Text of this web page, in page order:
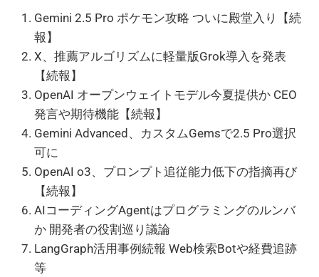
Gemini 2.5 Pro ポケモン攻略 ついに殿堂入り【続
報】
X、推薦アルゴリズムに軽量版Grok導入を発表
【続報】
OpenAI オープンウェイトモデル今夏提供か CEO
発言や期待機能【続報】
Gemini Advanced、カスタムGemsで2.5 Pro選択
可に
OpenAI o3、プロンプト追従能力低下の指摘再び
【続報】
AIコーディングAgentはプログラミングのルンバ
か 開発者の役割巡り議論
LangGraph活用事例続報 Web検索Botや経費追跡
等